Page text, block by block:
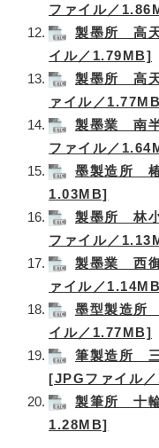
ファイル／
製墨所 高
イル／1.79MB]
製墨所 高
ァイル／
製墨業 南
ファイル／
墨製造所
1.03MB]
製墨所 林
ファイル／
製墨業 西
ァイル／
墨型製造所
イル／1.77MB]
筆製造所
[JPGファイル
製筆所 十
1.28MB]